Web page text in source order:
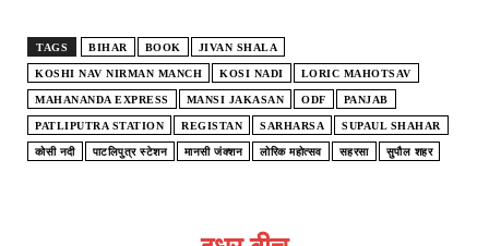
TAGS BIHAR BOOK JIVAN SHALA
KOSHI NAV NIRMAN MANCH KOSI NADI LORIC MAHOTSAV
MAHANANDA EXPRESS MANSI JAKASAN ODF PANJAB
PATLIPUTRA STATION REGISTAN SARHARSA SUPAUL SHAHAR
कोसी नदी पाटलिपुत्र स्टेशन मानसी जंक्शन लोरिक महोत्सव सहरसा सुपौल शहर